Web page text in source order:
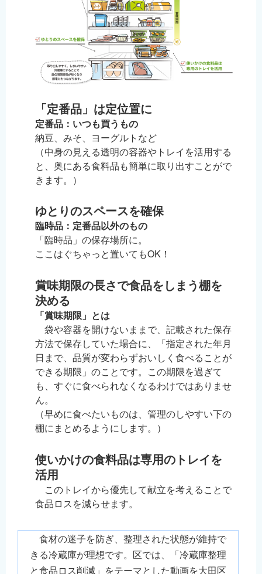
「定番品」は定位置に
定番品：いつも買うもの
納豆、みそ、ヨーグルトなど
（中身の見える透明の容器やトレイを活用する
と、奥にある食料品も簡単に取り出すことがで
きます。）
ゆとりのスペースを確保
臨時品：定番品以外のもの
「臨時品」の保存場所に。
ここはぐちゃっと置いてもOK！
賞味期限の長さで食品をしまう棚を
決める
「賞味期限」とは
袋や容器を開けないままで、記載された保存
方法で保存していた場合に、「指定された年月
日まで、品質が変わらずおいしく食べることが
できる期限」のことです。この期限を過ぎて
も、すぐに食べられなくなるわけではありませ
ん。
（早めに食べたいものは、管理のしやすい下の
棚にまとめるようにします。）
使いかけの食料品は専用のトレイを
活用
このトレイから優先して献立を考えることで
食品ロスを減らせます。
食材の迷子を防ぎ、整理された状態が維持で
きる冷蔵庫が理想です。区では、「冷蔵庫整理
と食品ロス削減」をテーマとした動画を大田区